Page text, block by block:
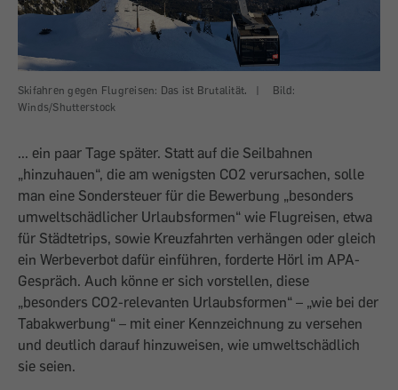
Skifahren gegen Flugreisen: Das ist Brutalität. |
Bild:
Winds/Shutterstock
... ein paar Tage später. Statt auf die Seilbahnen
„hinzuhauen“, die am wenigsten CO2 verursachen, solle
man eine Sondersteuer für die Bewerbung „besonders
umweltschädlicher Urlaubsformen“ wie Flugreisen, etwa
für Städtetrips, sowie Kreuzfahrten verhängen oder gleich
ein Werbeverbot dafür einführen, forderte Hörl im APA-
Gespräch. Auch könne er sich vorstellen, diese
„besonders CO2-relevanten Urlaubsformen“ – „wie bei der
Tabakwerbung“ – mit einer Kennzeichnung zu versehen
und deutlich darauf hinzuweisen, wie umweltschädlich
sie seien.